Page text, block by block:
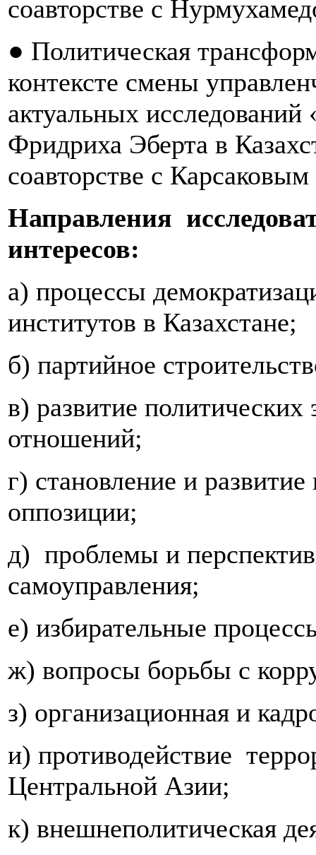
соавторстве с
● Политическая
контексте смены
актуальных
Фридриха Эберта в
соавторстве с
Направления
интересов:
а) процессы
институтов в Казахстане;
б) партийное
в) развитие
отношений;
г) становление и
оппозиции;
д) проблемы и
самоуправления;
е) избирательные
ж) вопросы борьбы с
з) организационная и
и) противодействие
Центральной Азии;
к) внешнеполитическая